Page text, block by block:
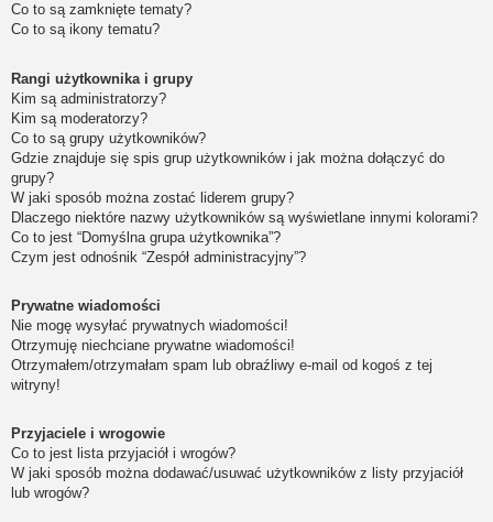
Co to są zamknięte tematy?
Co to są ikony tematu?
Rangi użytkownika i grupy
Kim są administratorzy?
Kim są moderatorzy?
Co to są grupy użytkowników?
Gdzie znajduje się spis grup użytkowników i jak można dołączyć do
grupy?
W jaki sposób można zostać liderem grupy?
Dlaczego niektóre nazwy użytkowników są wyświetlane innymi kolorami?
Co to jest “Domyślna grupa użytkownika”?
Czym jest odnośnik “Zespół administracyjny”?
Prywatne wiadomości
Nie mogę wysyłać prywatnych wiadomości!
Otrzymuję niechciane prywatne wiadomości!
Otrzymałem/otrzymałam spam lub obraźliwy e-mail od kogoś z tej
witryny!
Przyjaciele i wrogowie
Co to jest lista przyjaciół i wrogów?
W jaki sposób można dodawać/usuwać użytkowników z listy przyjaciół
lub wrogów?